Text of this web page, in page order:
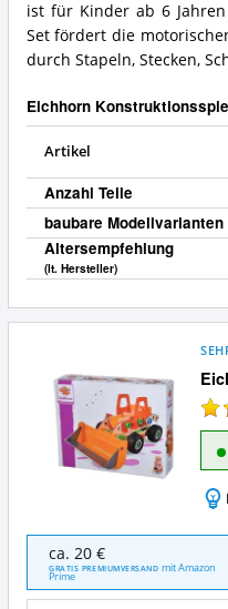
ist für Kinder ab 6
Set fördert die
durch Stapeln, Stecken,
Eichhorn
Artikel
Anzahl Teile
baubare Modellvarianten
Altersempfehlung
(lt. Hersteller)
Eichhorn
Constructor
-
Radlader
ca. 20 €
GRATIS PREMIUMVERSAND mit Amazon
Prime